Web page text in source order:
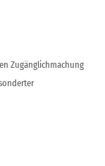
Zugänglichmachung